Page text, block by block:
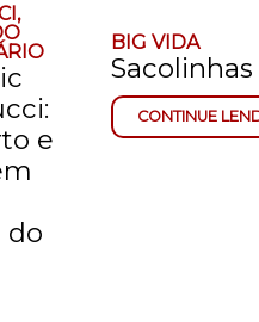
,
e
do
BIG VIDA
CONTINUE